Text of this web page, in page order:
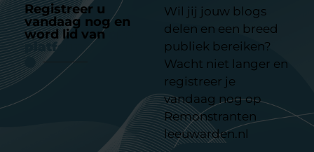
Registreer u
vandaag nog en
word lid van
platform
Wil jij jouw blogs
delen en een breed
publiek bereiken?
Wacht niet langer en
registreer je
vandaag nog op
Remonstranten
leeuwarden.nl